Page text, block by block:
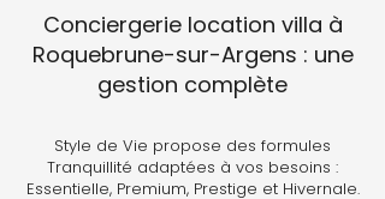
Conciergerie location villa à
Roquebrune-sur-Argens : une
gestion complète
Style de Vie propose des formules
Tranquillité adaptées à vos besoins :
Essentielle, Premium, Prestige et Hivernale.